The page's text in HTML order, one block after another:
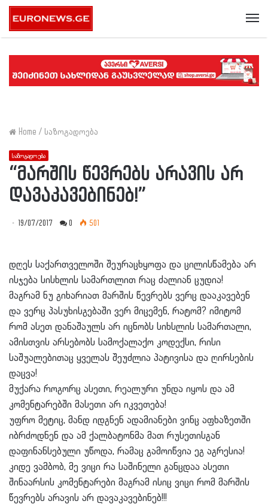
Home / საზოგადოება
საზოგადოება
“მარშის წევრებს არავის არ
დავაკავებინებ!”
19/07/2017 0 501
დღეს საქართველოში შეურაცხყოფა და ცილისწამება არ
ისჯება სისხლის სამართლით რაც ძალიან ცუდია!
მაგრამ ნუ გიხარიათ მარშის წევრებს ვერც დააკავებენ
და ვერც პასუხისგებაში ვერ მიცემენ, რატომ? იმიტომ
რომ ასეთ დანაშაულს არ იცნობს სიხსლის სამართალი,
ამისთვის არსებობს სამოქალაქო კოდექსი, რისი
საშუალებითაც ყველას შეუძლია პატივისა და ღირსების
დაცვა!
მუქარა როგორც ასეთი, რეალური უნდა იყოს და ამ
კომენტარებში მასეთი არ იკვეთება!
უფრო მეტიც, მანდ იდგნენ ადამიანები ვინც აფხაზეთში
იბრძოდნენ და ამ ქალბატონმა მათ რუსეთისგან
დაფინანსებული უწოდა, რამაც გამოიწვია ეგ აგრესია!
კიდე ვამბობ, მე ვიცი რა საშინელი განცდაა ასეთი
შინაარსის კომენტარები მაგრამ ისიც ვიცი რომ მარშის
წევრებს არავის არ დავაკავებინებ!!!